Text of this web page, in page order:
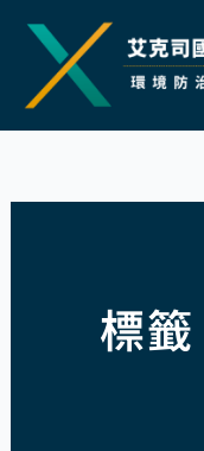
內
標